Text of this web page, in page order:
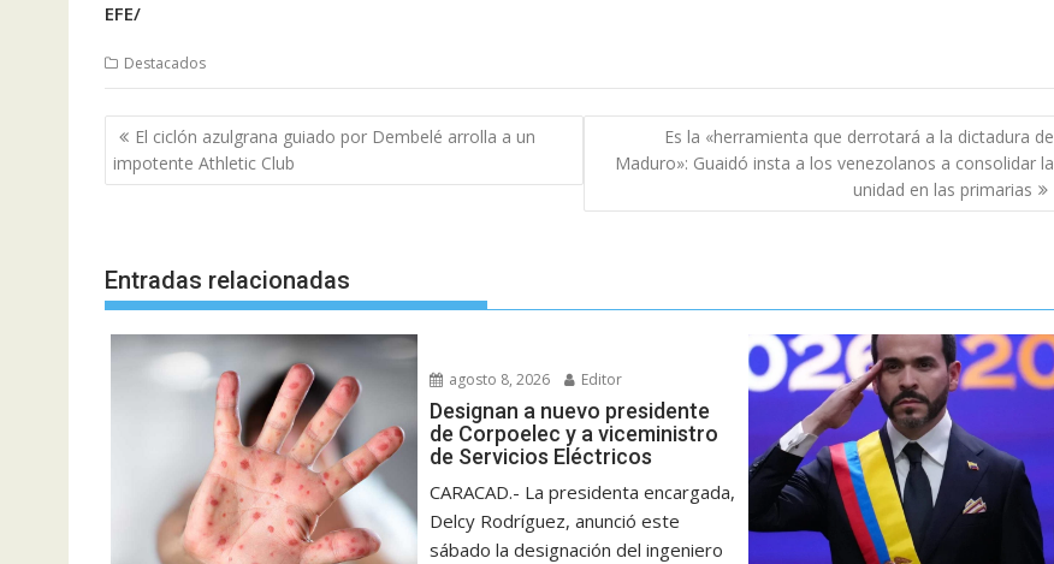
EFE/
Destacados
Navegación
de
entradas
El ciclón azulgrana guiado por Dembelé arrolla a un
impotente Athletic Club
Es la «herramienta que derrotará a la dictadura de
Maduro»: Guaidó insta a los venezolanos a consolidar la
unidad en las primarias
Entradas relacionadas
agosto 8, 2026 Editor
Designan a nuevo presidente
de Corpoelec y a viceministro
de Servicios Eléctricos
CARACAD.- La presidenta encargada,
Delcy Rodríguez, anunció este
sábado la designación del ingeniero